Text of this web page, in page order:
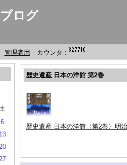
ログ
管理者用 カウンタ :
6
13
歴史遺産 日本の洋館 第2巻
歴史遺産 日本の洋館〈第2巻〉明